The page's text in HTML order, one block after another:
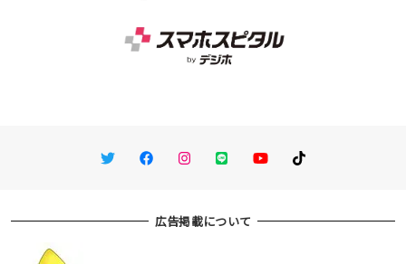
TwitterFacebookInstagram
LINE You TubeTikTok
広告掲載について